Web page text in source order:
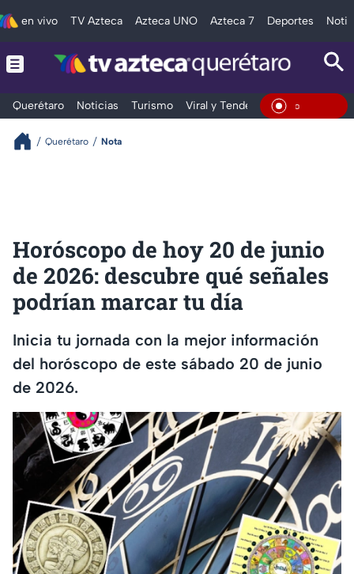
en vivo TV Azteca Azteca UNO Azteca 7 Deportes
Querétaro Noticias Turismo Viral y Tendencia Clima En Vivo
Querétaro Nota
Horóscopo de hoy 20 de junio
de 2026: descubre qué señales
podrían marcar tu día
Inicia tu jornada con la mejor información
del horóscopo de este sábado 20 de junio
de 2026.